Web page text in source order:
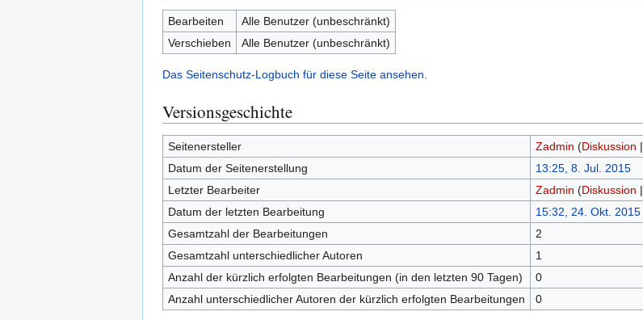
Bearbeiten
Alle Benutzer (unbeschränkt)
Verschieben
Alle Benutzer (unbeschränkt)
Das Seitenschutz-Logbuch für diese Seite ansehen.
Versionsgeschichte
Seitenersteller Zadmin (Diskussion |
Datum der Seitenerstellung
13:25, 8. Jul. 2015
Letzter Bearbeiter
Zadmin (Diskussion |
Datum der letzten Bearbeitung
15:32, 24. Okt. 2015
Gesamtzahl der Bearbeitungen
2
Gesamtzahl unterschiedlicher Autoren
1
Anzahl der kürzlich erfolgten Bearbeitungen (in den letzten 90 Tagen)
0
Anzahl unterschiedlicher Autoren der kürzlich erfolgten Bearbeitungen
0